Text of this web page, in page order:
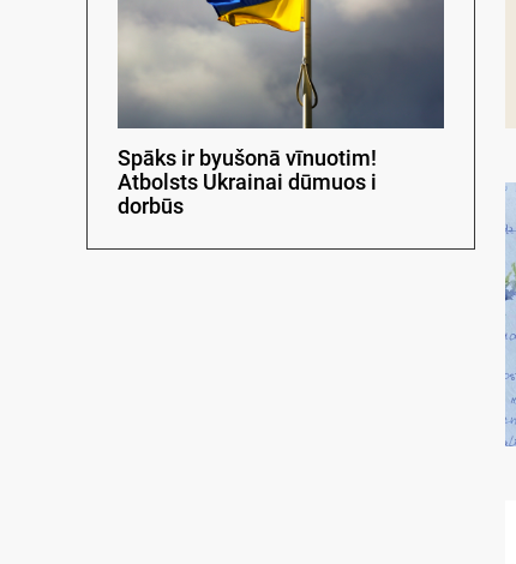
Spāks ir byušonā vīnuotim!
Atbolsts Ukrainai dūmuos i
dorbūs